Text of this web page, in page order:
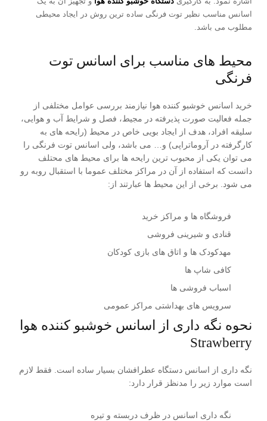
اسانس مناسب نظیر توت فرنگی ساده ترین روش در ایجاد محیطی
مطلوب می باشد.
محیط های مناسب برای اسانس توت
فرنگی
خرید اسانس خوشبو کننده هوا نیازمند بررسی عوامل مختلفی از
جمله فعالیت صورت پذیرفته در مجیط، فصل و شرایط آب و هوایی،
سلیقه افراد، هدف از ایجاد بویی خاص در محیط (رایحه های به
کارگرفته در آروماتراپی) و… می باشد، ولی اسانس توت فرنگی را
می توان یکی از محبوب ترین رایحه ها برای محیط های محتلف
دانست که استفاده از آن در مراکز مختلف عموما با استقبال روبه رو
می شود. برخی از این محیط ها عبارتند از:
فروشگاه ها و مراکز خرید
قنادی و شیرینی فروشی
مهدکودک ها و اتاق های بازی کودکان
کافی شاپ ها
اسباب فروشی ها
سرویس های بهداشتی مراکز عمومی
نحوه نگه داری از اسانس خوشبو کننده هوا
Strawberry
نگه داری از اسانس دستگاه عطرافشان بسیار ساده است. فقط لازم
است موارد زیر را مدنظز قرار دارد:
نگه داری اسانس در ظرف دربسته و تیره